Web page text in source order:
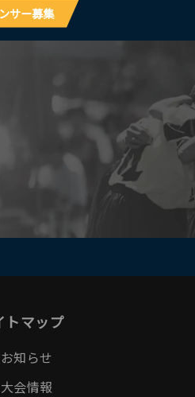
サー募集
トマップ
お知らせ
大会情報